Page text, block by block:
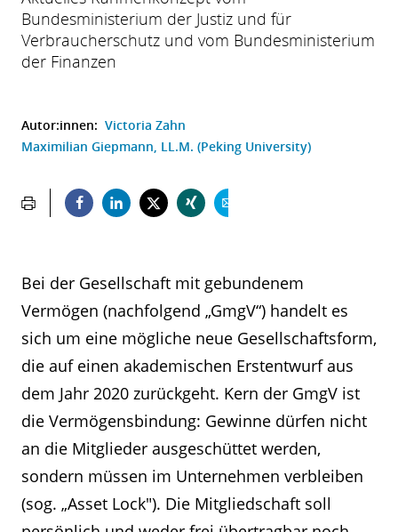
Bundesministerium der Justiz und für
Verbraucherschutz und vom Bundesministerium
der Finanzen
Autor:innen: Victoria Zahn
Maximilian Giepmann, LL.M. (Peking University)
Bei der Gesellschaft mit gebundenem
Vermögen (nachfolgend „GmgV“) handelt es
sich um eine mögliche neue Gesellschaftsform,
die auf einen akademischen Erstentwurf aus
dem Jahr 2020 zurückgeht. Kern der GmgV ist
die Vermögensbindung: Gewinne dürfen nicht
an die Mitglieder ausgeschüttet werden,
sondern müssen im Unternehmen verbleiben
(sog. „Asset Lock"). Die Mitgliedschaft soll